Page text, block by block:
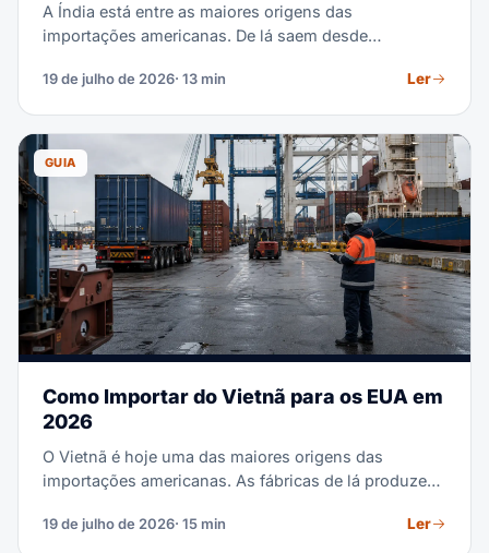
A Índia está entre as maiores origens das
importações americanas. De lá saem desde
de algodão e peças de máquinas. Talvez você esteja
fornecedor indiano. Ou esteja tirando parte do seu
sourcing da China. Seja qual for o caso, este guia
cobre o processo completo — custos, prazos de
trânsito, tarifas, documentos e desembaraço
aduaneiro.
19 de julho de 2026· 13 min Ler
GUIA
Como Importar do Vietnã para os EUA em
2026
O Vietnã é hoje uma das maiores origens das
importações americanas. As fábricas de lá produzem
mais. Talvez você esteja comprando do Vietnã pela
19 de julho de 2026· 15 min Ler